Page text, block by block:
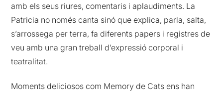
amb els seus riures, comentaris i aplaudiments. La
Patricia no només canta sinó que explica, parla, salta,
s’arrossega per terra, fa diferents papers i registres de
veu amb una gran treball d’expressió corporal i
teatralitat.
Moments deliciosos com Memory de Cats ens han